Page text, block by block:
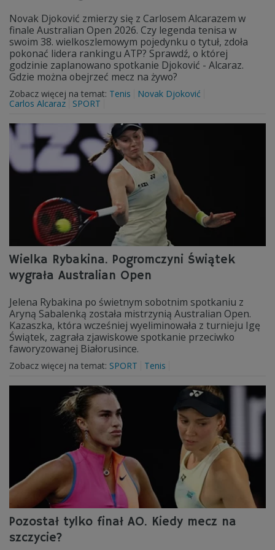
Novak Djoković zmierzy się z Carlosem Alcarazem w
finale Australian Open 2026. Czy legenda tenisa w
swoim 38. wielkoszlemowym pojedynku o tytuł, zdoła
pokonać lidera rankingu ATP? Sprawdź, o której
godzinie zaplanowano spotkanie Djoković - Alcaraz.
Gdzie można obejrzeć mecz na żywo?
Zobacz więcej na temat: Tenis
Novak Djoković
Carlos Alcaraz
SPORT
Wielka Rybakina. Pogromczyni Świątek
wygrała Australian Open
Jelena Rybakina po świetnym sobotnim spotkaniu z
Aryną Sabalenką została mistrzynią Australian Open.
Kazaszka, która wcześniej wyeliminowała z turnieju Igę
Świątek, zagrała zjawiskowe spotkanie przeciwko
faworyzowanej Białorusince.
Zobacz więcej na temat: SPORT Tenis
Pozostał tylko finał AO. Kiedy mecz na
szczycie?